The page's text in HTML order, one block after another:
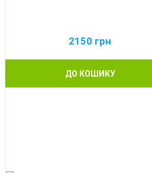
2150 грн
ДО КОШИКУ